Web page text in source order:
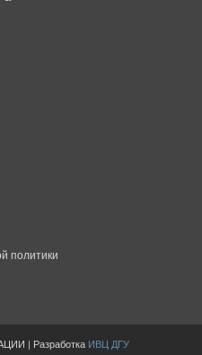
политики
| Разработка ИВЦ ДГУ